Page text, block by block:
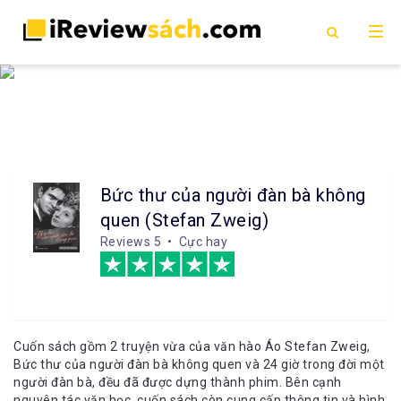
Bức thư của người đàn bà không
quen (Stefan Zweig)
Reviews 5 • Cực hay
Cuốn sách gồm 2 truyện vừa của văn hào Áo Stefan Zweig,
Bức thư của người đàn bà không quen và 24 giờ trong đời một
người đàn bà, đều đã được dựng thành phim. Bên cạnh